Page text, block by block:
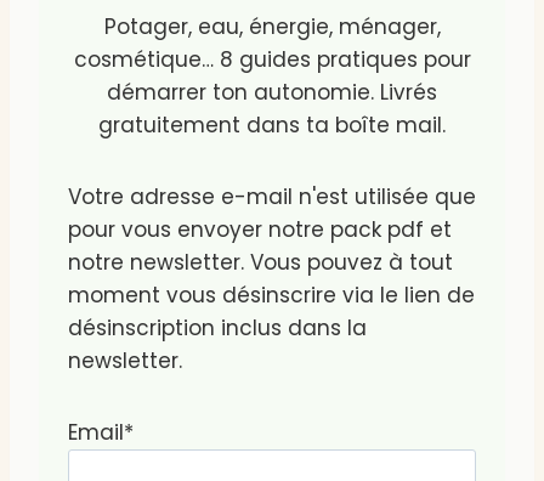
Potager, eau, énergie, ménager,
cosmétique… 8 guides pratiques pour
démarrer ton autonomie. Livrés
gratuitement dans ta boîte mail.
Votre adresse e-mail n'est utilisée que
pour vous envoyer notre pack pdf et
notre newsletter. Vous pouvez à tout
moment vous désinscrire via le lien de
désinscription inclus dans la
newsletter.
Email*